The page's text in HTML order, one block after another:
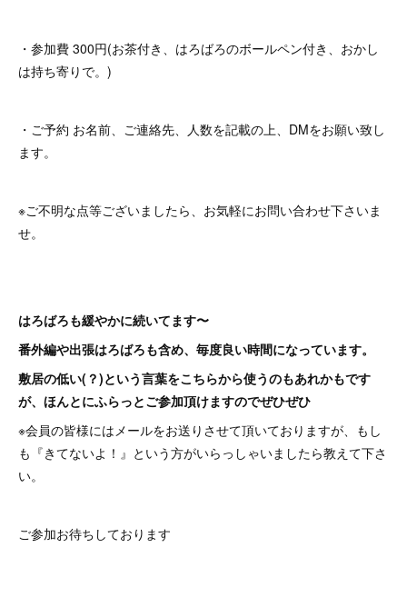
・参加費 300円(お茶付き、はろばろのボールペン付き、おかし
は持ち寄りで。)
・ご予約 お名前、ご連絡先、人数を記載の上、DMをお願い致し
ます。
※ご不明な点等ございましたら、お気軽にお問い合わせ下さいま
せ。
はろばろも緩やかに続いてます〜
番外編や出張はろばろも含め、毎度良い時間になっています。
敷居の低い(？)という言葉をこちらから使うのもあれかもです
が、ほんとにふらっとご参加頂けますのでぜひぜひ
※会員の皆様にはメールをお送りさせて頂いておりますが、もし
も『きてないよ！』という方がいらっしゃいましたら教えて下さ
い。
ご参加お待ちしております